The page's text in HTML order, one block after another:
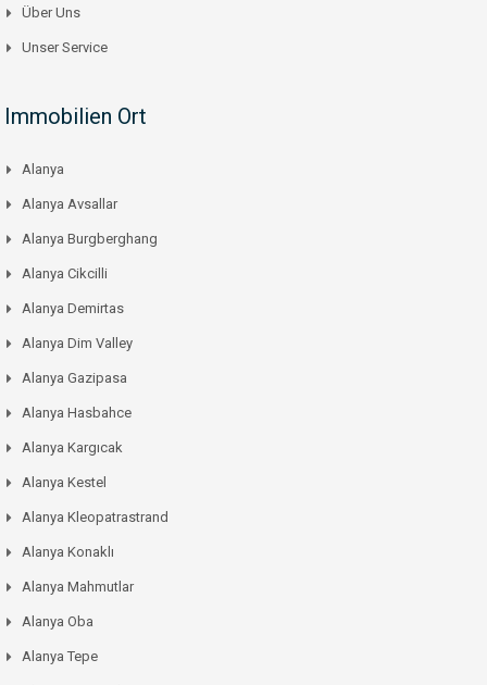
Über Uns
Unser Service
Immobilien Ort
Alanya
Alanya Avsallar
Alanya Burgberghang
Alanya Cikcilli
Alanya Demirtas
Alanya Dim Valley
Alanya Gazipasa
Alanya Hasbahce
Alanya Kargıcak
Alanya Kestel
Alanya Kleopatrastrand
Alanya Konaklı
Alanya Mahmutlar
Alanya Oba
Alanya Tepe